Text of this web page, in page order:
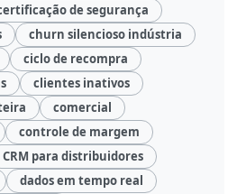
de segurança
churn silencioso indústria
ciclo de recompra
clientes inativos
comercial
controle de margem
CRM para distribuidores
dados em tempo real